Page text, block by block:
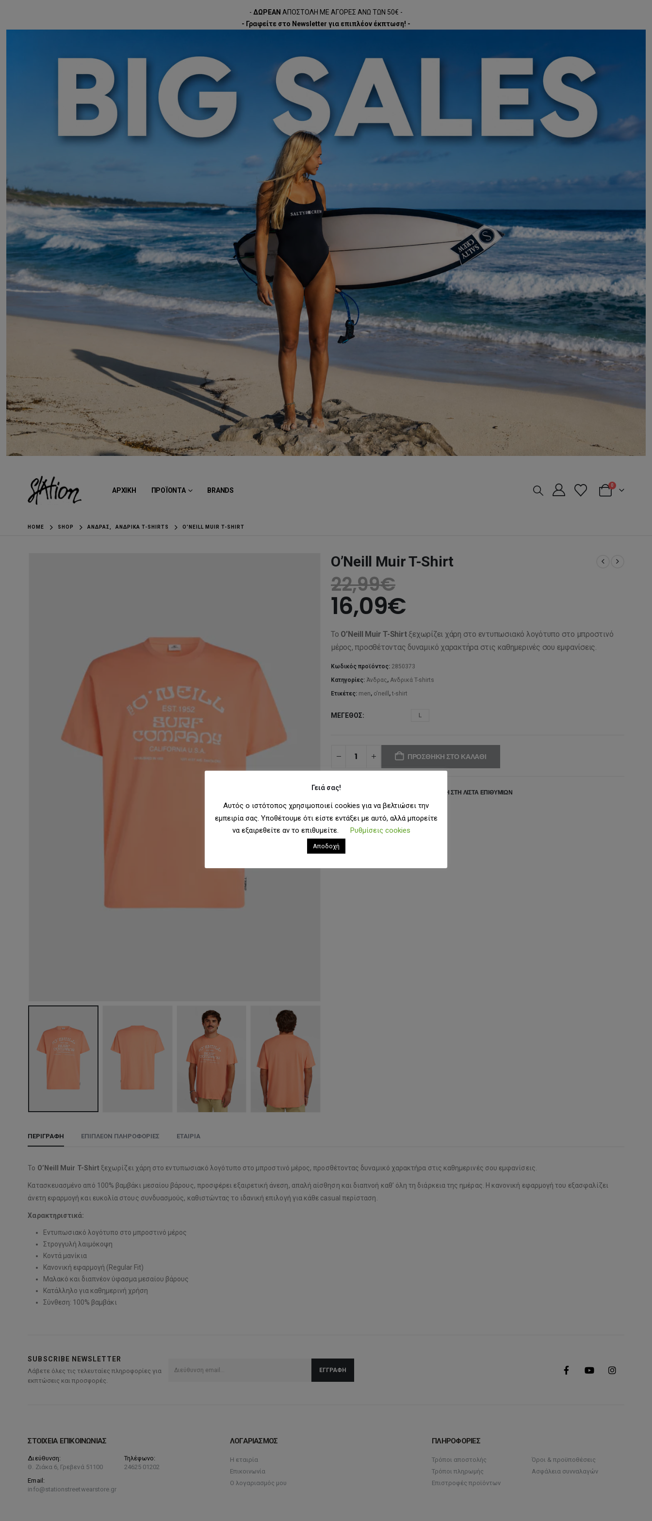
- ΔΩΡΕΑΝ ΑΠΟΣΤΟΛΗ ΜΕ ΑΓΟΡΕΣ ΑΝΩ ΤΩΝ 50€ -
- Γραφείτε στο Newsletter για επιπλέον έκπτωση! -
ΑΡΧΙΚΗ ΠΡΟΪΟΝΤΑ BRANDS
0
HOME SHOP ΆΝΔΡΑΣ ΑΝΔΡΙΚΆ T-SHIRTS O’NEILL MUIR T-SHIRT
O’Neill Muir T-Shirt
22,99€
16,09€
Το O’Neill Muir T-Shirtξεχωρίζει χάρη στο εντυπωσιακό λογότυπο στο μπροστινό
μέρος, προσθέτοντας δυναμικό χαρακτήρα στις καθημερινές σου εμφανίσεις.
Κωδικός προϊόντος: 2850373
Κατηγορίες: Άνδρας, Ανδρικά T-shirts
Ετικέτες: men, o'neill , t-shirt
ΜΈΓΕΘΟΣ L
ΠΡΟΣΘΉΚΗ ΣΤΟ ΚΑΛΆΘΙ
ΠΡΟΣΘΉΚΗ ΣΤΗ ΛΊΣΤΑ ΕΠΙΘΥΜΙΏΝ
ΠΕΡΙΓΡΑΦΉ ΕΠΙΠΛΈΟΝ ΠΛΗΡΟΦΟΡΊΕΣ ΕΤΑΙΡΊΑ
Το O’Neill Muir T-Shirt ξεχωρίζει χάρη στο εντυπωσιακό λογότυπο στο μπροστινό μέρος, προσθέτοντας δυναμικό χαρακτήρα στις καθημερινές σου εμφανίσεις.
Κατασκευασμένο από 100% βαμβάκι μεσαίου βάρους, προσφέρει εξαιρετική άνεση, απαλή αίσθηση και διαπνοή καθ’ όλη τη διάρκεια της ημέρας. Η κανονική εφαρμογή του εξασφαλίζει
άνετη εφαρμογή και ευκολία στους συνδυασμούς, καθιστώντας το ιδανική επιλογή για κάθε casual περίσταση.
Χαρακτηριστικά:
Εντυπωσιακό λογότυπο στο μπροστινό μέρος
Στρογγυλή λαιμόκοψη
Κοντά μανίκια
Κανονική εφαρμογή (Regular Fit)
Μαλακό και διαπνέον ύφασμα μεσαίου βάρους
Κατάλληλο για καθημερινή χρήση
Σύνθεση: 100% βαμβάκι
SUBSCRIBE NEWSLETTER
Λάβετε όλες τις τελευταίες πληροφορίες για
εκπτώσεις και προσφορές.
ΣΤΟΙΧΕΙΑ ΕΠΙΚΟΙΝΩΝΙΑΣ
Διεύθυνση:
Θ. Ζιάκα 6, Γρεβενά 51100
Τηλέφωνο:
24625 01202
Email:
info@stationstreetwearstore.gr
ΛΟΓΑΡΙΑΣΜΟΣ
Η εταιρία
Επικοινωνία
Ο λογαριασμός μου
ΠΛΗΡΟΦΟΡΙΕΣ
Τρόποι αποστολής
Τρόποι πληρωμής
Επιστροφές προϊόντων
Όροι & προϋποθέσεις
Ασφάλεια συνναλαγών
Γειά σας!
Αυτός ο ιστότοπος χρησιμοποιεί cookies για να βελτιώσει την
εμπειρία σας. Υποθέτουμε ότι είστε εντάξει με αυτό, αλλά μπορείτε
να εξαιρεθείτε αν το επιθυμείτε.
Ρυθμίσεις cookies
Αποδοχή